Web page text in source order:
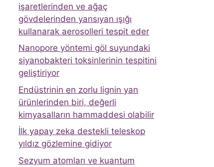
işaretlerinden ve ağaç
gövdelerinden yansıyan ışığı
kullanarak aerosolleri tespit eder
Nanopore yöntemi göl suyundaki
siyanobakteri toksinlerinin tespitini
geliştiriyor
Endüstrinin en zorlu lignin yan
ürünlerinden biri, değerli
kimyasalların hammaddesi olabilir
İlk yapay zeka destekli teleskop
yıldız gözlemine gidiyor
Sezyum atomları ve kuantum